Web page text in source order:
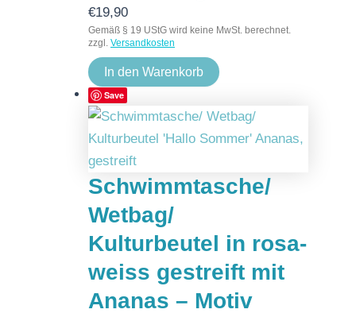
€19,90
Gemäß § 19 UStG wird keine MwSt. berechnet.
zzgl. Versandkosten
In den Warenkorb
Save
Schwimmtasche/
Wetbag/
Kulturbeutel in rosa-
weiss gestreift mit
Ananas – Motiv